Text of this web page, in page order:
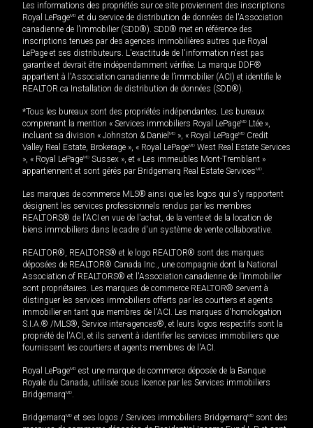
Les informations des propriétés sur ce site proviennent des inscriptions
Royal LePageMD et du service de distribution de données de l'Association
canadienne de l’immobilier (SDD®). SDD® met en référence des
inscriptions tenues par des agences immobilières autres que Royal
LePage et ses distributeurs. L'exactitude de l'information n'est pas
garantie et devrait être indépendamment vérifiée. La marque DDF®
appartient à l'Association canadienne de l’immobilier (ACI) et identifie le
REALTOR.ca Installation de distribution de données (SDD®).
*Tous les bureaux sont des propriétés indépendantes. Les bureaux
comprenant la mention « Services immobiliers Royal LePageMD Ltée »,
incluant sa division « Johnston & Daniel MD », « Royal LePageMD Credit
Valley Real Estate, Brokerage », « Royal LePageMD West Real Estate Services
», « Royal LePageMD Sussex », et « Les immeubles Mont-Tremblant »
appartiennent et sont gérés par Bridgemarq Real Estate ServicesMD.
Les marques de commerce MLS® ainsi que les logos qui s'y rapportent
désignent les services professionnels rendus par les membres
REALTORS® de l'ACI en vue de l'achat, de la vente et de la location de
biens immobiliers dans le cadre d'un système de vente collaborative.
REALTOR®, REALTORS® et le logo REALTOR® sont des marques
déposées de REALTOR® Canada Inc., une compagnie dont la National
Association of REALTORS® et l'Association canadienne de l’immobilier
sont propriétaires. Les marques de commerce REALTOR® servent à
distinguer les services immobiliers offerts par les courtiers et agents
immobilier en tant que membres de l'ACI. Les marques d'homologation
S.I.A.® /MLS®, Service inter-agences®, et leurs logos respectifs sont la
propriété de l'ACI, et ils servent à identifier les services immobiliers que
fournissent les courtiers et agents membres de l'ACI.
Royal LePageMD est une marque de commerce déposée de la Banque
Royale du Canada, utilisée sous licence par les Services immobiliers
BridgemarqMD.
BridgemarqMD et ses logos / Services immobiliers BridgemarqMD sont des